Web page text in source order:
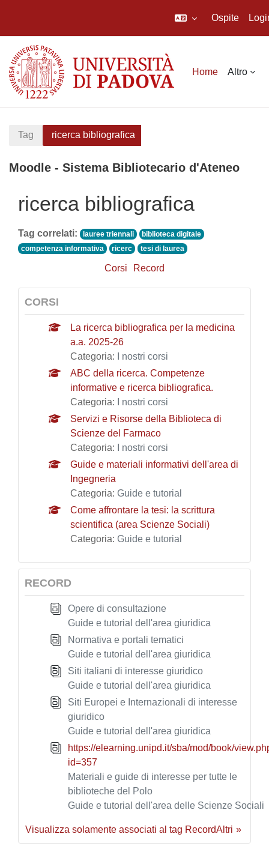
Ospite
Home Altro
Tag ricerca bibliografica
Moodle - Sistema Bibliotecario d'Ateneo
ricerca bibliografica
Tag correlati: lauree triennali
biblioteca digitale
competenza informativa
ricerc tesi di laurea
Corsi Record
CORSI
La ricerca bibliografica per la medicina
a.a. 2025-26
Categoria:
I nostri corsi
ABC della ricerca. Competenze
informative e ricerca bibliografica.
Categoria:
I nostri corsi
Servizi e Risorse della Biblioteca di
Scienze del Farmaco
Categoria:
I nostri corsi
Guide e materiali informativi dell'area di
Ingegneria
Categoria: Guide e tutorial
Come affrontare la tesi: la scrittura
scientifica (area Scienze Sociali)
Categoria: Guide e tutorial
RECORD
Opere di consultazione
Guide e tutorial dell'area giuridica
Normativa e portali tematici
Guide e tutorial dell'area giuridica
Siti italiani di interesse giuridico
Guide e tutorial dell'area giuridica
Siti Europei e Internazionali di interesse
giuridico
Guide e tutorial dell'area giuridica
https://elearning.unipd.it/sba/mod/book/
id=357
Materiali e guide di interesse per tutte le
biblioteche del Polo
Guide e tutorial dell'area delle Scienze Sociali
Altri
Visualizza solamente associati al tag Record